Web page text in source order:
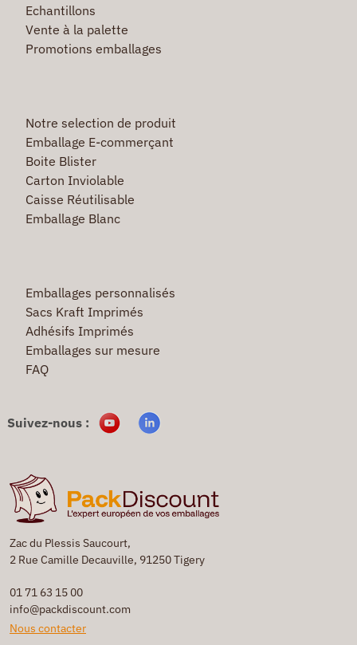
Zac du Plessis Saucourt,
2 Rue Camille Decauville, 91250 Tigery
01 71 63 15 00
info@packdiscount.com
Nous contacter
Echantillons
Vente à la palette
Promotions emballages
Notre selection de produit
Emballage E-commerçant
Boite Blister
Carton Inviolable
Caisse Réutilisable
Emballage Blanc
Emballages personnalisés
Sacs Kraft Imprimés
Adhésifs Imprimés
Emballages sur mesure
FAQ
Suivez-nous :